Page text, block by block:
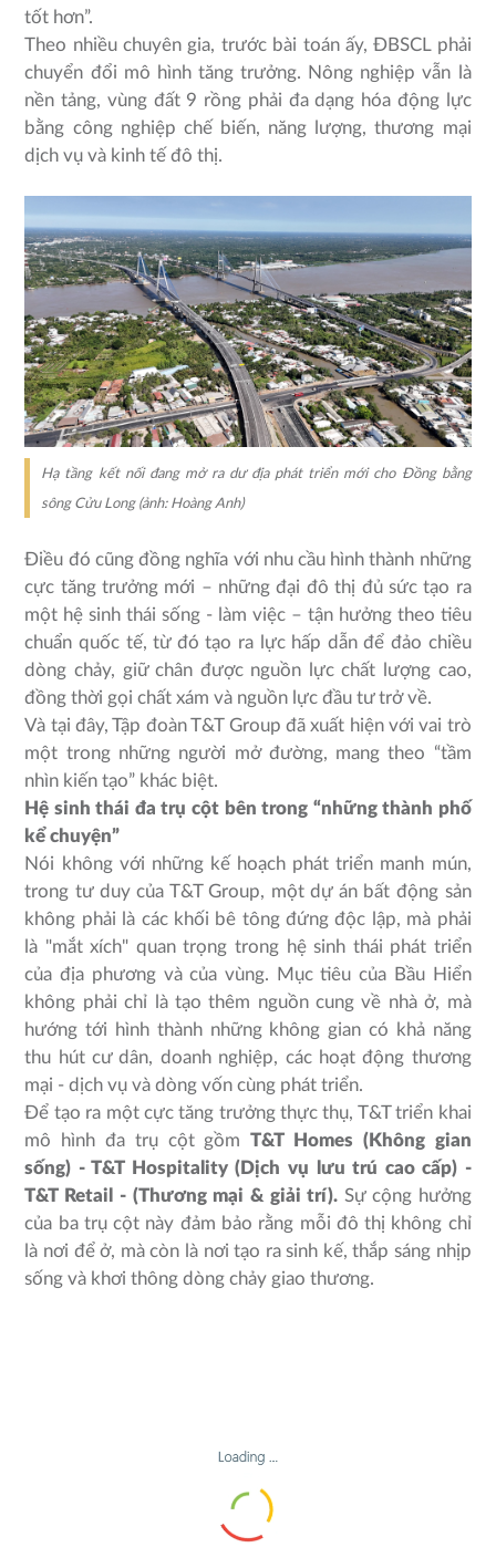
tốt hơn”.
Theo nhiều chuyên gia, trước bài toán ấy, ĐBSCL phải
chuyển đổi mô hình tăng trưởng. Nông nghiệp vẫn là
nền tảng, vùng đất 9 rồng phải đa dạng hóa động lực
bằng công nghiệp chế biến, năng lượng, thương mại
dịch vụ và kinh tế đô thị.
Hạ tầng kết nối đang mở ra dư địa phát triển mới cho Đồng bằng
sông Cửu Long (ảnh: Hoàng Anh)
Điều đó cũng đồng nghĩa với nhu cầu hình thành những
cực tăng trưởng mới – những đại đô thị đủ sức tạo ra
một hệ sinh thái sống - làm việc – tận hưởng theo tiêu
chuẩn quốc tế, từ đó tạo ra lực hấp dẫn để đảo chiều
dòng chảy, giữ chân được nguồn lực chất lượng cao,
đồng thời gọi chất xám và nguồn lực đầu tư trở về.
Và tại đây, Tập đoàn T&T Group đã xuất hiện với vai trò
một trong những người mở đường, mang theo “tầm
nhìn kiến tạo” khác biệt.
Hệ sinh thái đa trụ cột bên trong “những thành phố
kể chuyện”
Nói không với những kế hoạch phát triển manh mún,
trong tư duy của T&T Group, một dự án bất động sản
không phải là các khối bê tông đứng độc lập, mà phải
là "mắt xích" quan trọng trong hệ sinh thái phát triển
của địa phương và của vùng. Mục tiêu của Bầu Hiển
không phải chỉ là tạo thêm nguồn cung về nhà ở, mà
hướng tới hình thành những không gian có khả năng
thu hút cư dân, doanh nghiệp, các hoạt động thương
mại - dịch vụ và dòng vốn cùng phát triển.
Để tạo ra một cực tăng trưởng thực thụ, T&T triển khai
mô hình đa trụ cột gồmT&T Homes (Không gian
sống) - T&T Hospitality (Dịch vụ lưu trú cao cấp) -
T&T Retail - (Thương mại & giải trí). Sự cộng hưởng
của ba trụ cột này đảm bảo rằng mỗi đô thị không chỉ
là nơi để ở, mà còn là nơi tạo ra sinh kế, thắp sáng nhịp
sống và khơi thông dòng chảy giao thương.